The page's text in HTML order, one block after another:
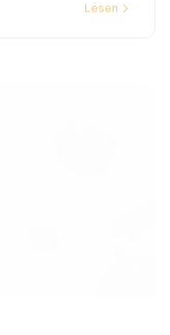
Lesen